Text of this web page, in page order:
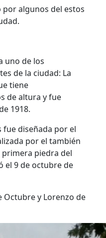
algunos del estos
uno de los
de la ciudad: La
tiene
de altura y fue
1918.
fue diseñada por el
por el también
primera piedra del
el 9 de octubre de
Octubre y Lorenzo de